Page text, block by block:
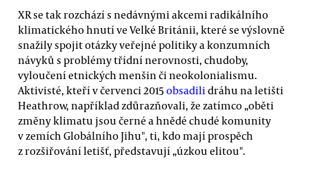
XR se tak rozchází s nedávnými akcemi radikálního
klimatického hnutí ve Velké Británii, které se výslovně
snažily spojit otázky veřejné politiky a konzumních
návyků s problémy třídní nerovnosti, chudoby,
vyloučení etnických menšin či neokolonialismu.
Aktivisté, kteří v červenci 2015 obsadili dráhu na letišti
Heathrow, například zdůrazňovali, že zatímco „oběti
změny klimatu jsou černé a hnědé chudé komunity
v zemích Globálního Jihu", ti, kdo mají prospěch
z rozšiřování letišť, představují „úzkou elitou".